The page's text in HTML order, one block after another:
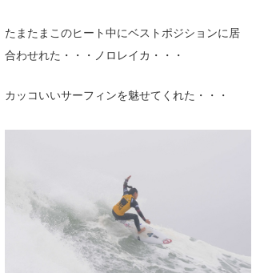
たまたまこのヒート中にベストポジションに居
合わせれた・・・ノロレイカ・・・
カッコいいサーフィンを魅せてくれた・・・